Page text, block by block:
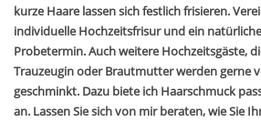
kurze Haare lassen sich festlich frisieren.
individuelle Hochzeitsfrisur und ein
Probetermin. Auch weitere Hochzeitsgäste,
Trauzeugin oder Brautmutter werden gerne
geschminkt. Dazu biete ich Haarschmuck
an. Lassen Sie sich von mir beraten, wie Sie